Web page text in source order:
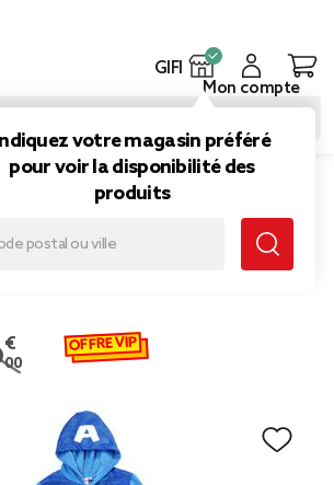
GIFI
votre magasin préféré
pour voir la disponibilité des
produits
Mon compte
enfant
6/8ans
remisé de 16,00 € à 11,20
€ OFFRE VIP